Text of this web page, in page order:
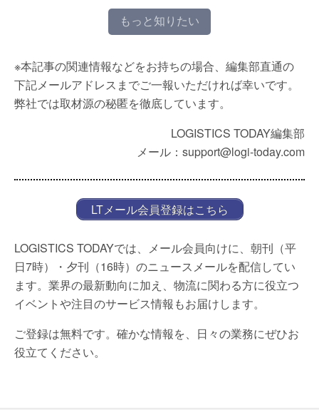
もっと知りたい
※本記事の関連情報などをお持ちの場合、編集部直通の
下記メールアドレスまでご一報いただければ幸いです。
弊社では取材源の秘匿を徹底しています。
LOGISTICS TODAY編集部
メール：support@logi-today.com
LTメール会員登録はこちら
LOGISTICS TODAYでは、メール会員向けに、朝刊（平
日7時）・夕刊（16時）のニュースメールを配信してい
ます。業界の最新動向に加え、物流に関わる方に役立つ
イベントや注目のサービス情報もお届けします。
ご登録は無料です。確かな情報を、日々の業務にぜひお
役立てください。